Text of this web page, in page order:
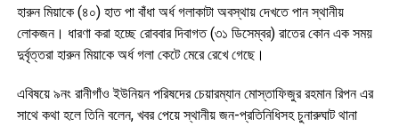
হারুন মিয়াকে (৪০) হাত পা বাঁধা অর্ধ গলাকাটা অবস্থায় দেখতে পান স্থানীয়
লোকজন। ধারণা করা হচ্ছে রোববার দিবাগত (৩১ ডিসেম্বর) রাতের কোন এক সময়
দুর্বৃত্তরা হারুন মিয়াকে অর্ধ গলা কেটে মেরে রেখে গেছে।
এবিষয়ে ৯নং রানীগাঁও ইউনিয়ন পরিষদের চেয়ারম্যান মোস্তাফিজুর রহমান রিপন এর
সাথে কথা হলে তিনি বলেন, খবর পেয়ে স্থানীয় জন-প্রতিনিধিসহ চুনারুঘাট থানা